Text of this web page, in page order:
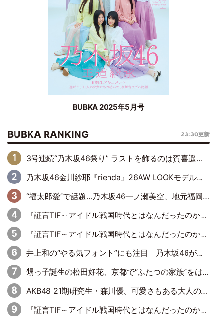
BUBKA 2025年5月号
BUBKA RANKING 23:30更新
3号連続“乃木坂46祭り” ラストを飾るのは賀喜遥香…5年ぶりの登場に「5年分大人になった私を見ていただけたら」
乃木坂46金川紗耶『rienda』26AW LOOKモデルに就任
“福太郎愛”で話題…乃木坂46一ノ瀬美空、地元福岡『めんべい25周年トップサポーター』に就任
『証言TIF～アイドル戦国時代とはなんだったのか～』第6回：でんぱ組.inc・古川未鈴×相沢梨紗「『ハロプロやりたかったな』って言ったら、夢眠ねむさんに『てめえはでんぱ組．incなんだよ！』って肩パンされて(笑)」
『証言TIF～アイドル戦国時代とはなんだったのか～』第11回：私立恵比寿中学・真山りか×安本彩花「TIFで10年ぶりのキョンシーメイクをしたら、場を完全に引かせてしまって。時代が変わったんだなって」
井上和の“やる気フォント”にも注目 乃木坂46が挑んだ書道パフォーマンスの舞台裏
甥っ子誕生の松田好花、京都で“ふたつの家族”をはしご！ “母”黒谷友香に見送られ、“父”松岡昌宏とはハシゴ酒
AKB48 21期研究生・森川優、可愛さもある大人の女性に
『証言TIF～アイドル戦国時代とはなんだったのか～』第10回：さくら学院・武藤彩未×飯田らうら「正直、中3で辞めるというのを信じてなくて。そう言われてはいたけど、嘘でしょって」